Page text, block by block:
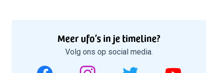
Meer ufo’s in je timeline?
Volg ons op social media.